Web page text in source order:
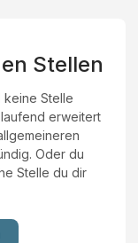
Stellen
keine Stelle
erweitert
Oder du
Stelle du dir